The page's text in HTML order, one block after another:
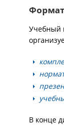
Формат
Учебный
В конце